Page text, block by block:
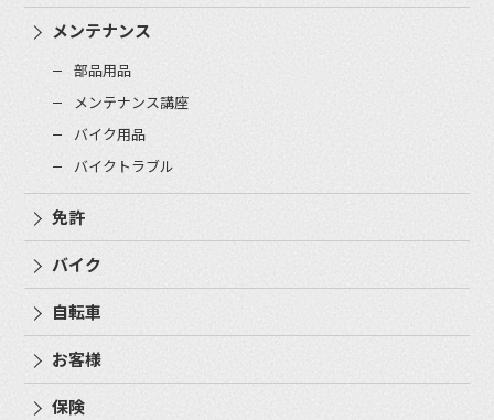
メンテナンス
部品用品
メンテナンス講座
バイク用品
バイクトラブル
免許
バイク
自転車
お客様
保険